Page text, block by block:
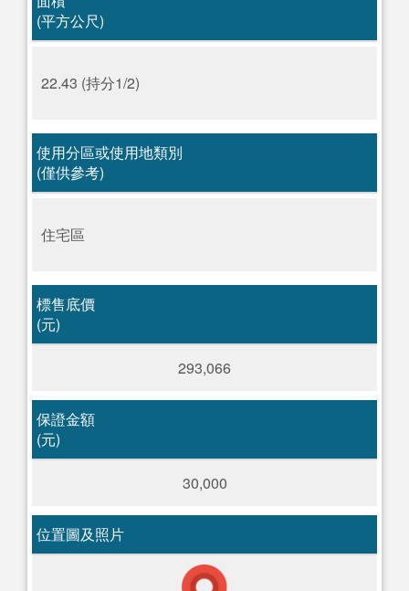
(平方公尺)
22.43 (持分1/2)
使用分區或使用地類別
(僅供參考)
住宅區
標售底價
(元)
293,066
保證金額
(元)
30,000
位置圖及照片